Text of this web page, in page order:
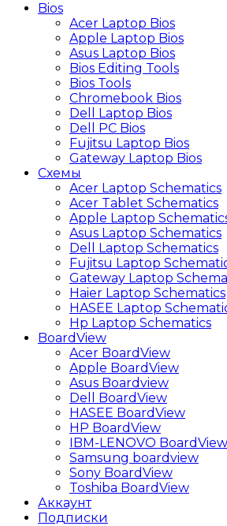
Bios
Acer Laptop Bios
Apple Laptop Bios
Asus Laptop Bios
Bios Editing Tools
Bios Tools
Chromebook Bios
Dell Laptop Bios
Dell PC Bios
Fujitsu Laptop Bios
Gateway Laptop Bios
Схемы
Acer Laptop Schematics
Acer Tablet Schematics
Apple Laptop
Asus Laptop Schematics
Dell Laptop Schematics
Fujitsu Laptop
Gateway Laptop
Haier Laptop Schematics
HASEE Laptop
Hp Laptop Schematics
BoardView
Acer BoardView
Apple BoardView
Asus Boardview
Dell BoardView
HASEE BoardView
HP BoardView
IBM-LENOVO BoardView
Samsung boardview
Sony BoardView
Toshiba BoardView
Аккаунт
Подписки